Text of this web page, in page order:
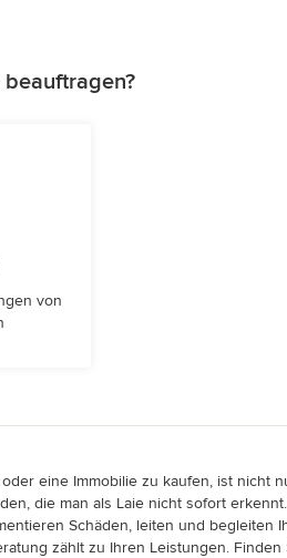
von
eine Immobilie zu kaufen, ist nicht
die man als Laie nicht sofort
Schäden, leiten und begleiten
zählt zu Ihren Leistungen.